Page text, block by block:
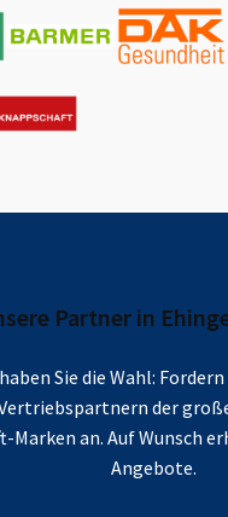
Partner in
Sie die Wahl:
der
Marken an. Auf Wunsch
Angebote.